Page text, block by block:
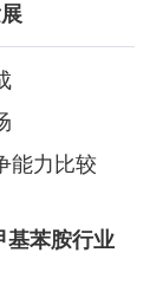
能力比较
苯胺行业